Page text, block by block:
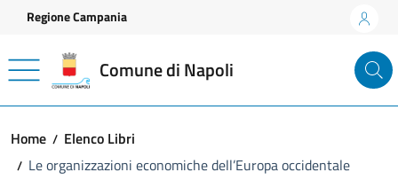
Vai ai contenuti
Vai al footer
Regione Campania
Comune di Napoli
Home
Elenco Libri
Le organizzazioni economiche dell’Europa occidentale